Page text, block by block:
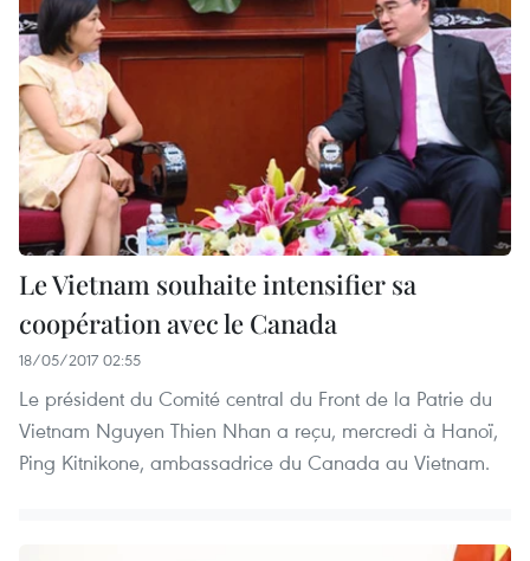
Le Vietnam souhaite intensifier sa
coopération avec le Canada
18/05/2017 02:55
Le président du Comité central du Front de la Patrie du
Vietnam Nguyen Thien Nhan a reçu, mercredi à Hanoï,
Ping Kitnikone, ambassadrice du Canada au Vietnam.